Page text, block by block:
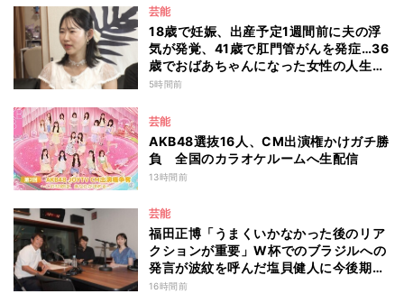
芸能
18歳で妊娠、出産予定1週間前に夫の浮
気が発覚、41歳で肛門管がんを発症…36
歳でおばあちゃんになった女性の人生に
島田珠代も思わず涙 『愛のハイエナ
5時間前
芸能
AKB48選抜16人、CM出演権かけガチ勝
負 全国のカラオケルームへ生配信
13時間前
芸能
福田正博「うまくいかなかった後のリア
クションが重要」W杯でのブラジルへの
発言が波紋を呼んだ塩貝健人に今後期待
することは？
16時間前